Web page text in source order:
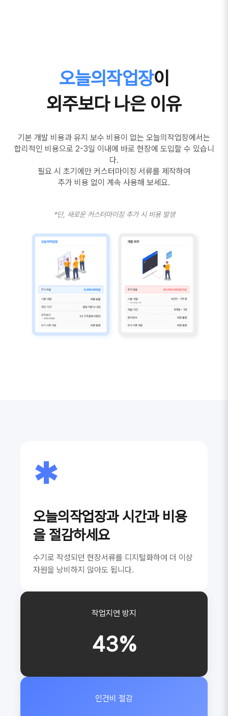
오늘의작업장이
외주보다 나은 이유
기본 개발 비용과 유지 보수 비용이 없는 오늘의작업장에서는
합리적인 비용으로 2-3일 이내에 바로 현장에 도입할 수 있습니
다.
필요 시 초기에만 커스터마이징 서류를 제작하여
추가 비용 없이 계속 사용해 보세요.
*단, 새로운 커스터마이징 추가 시 비용 발생
*
오늘의작업장과 시간과 비용
을 절감하세요
수기로 작성되던 현장서류를 디지털화하여 더 이상
자원을 낭비하지 않아도 됩니다.
작업지연 방지
43%
인건비 절감